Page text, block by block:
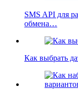
SMS API для
обмена…
Как выбрать